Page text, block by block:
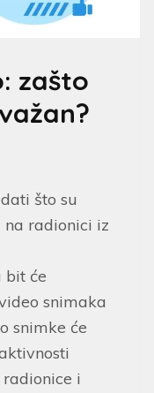
zašto
što su
radionici iz
bit će
snimaka
snimke će
i